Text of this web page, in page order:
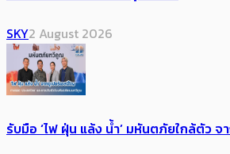
SKY2 August 2026
รับมือ ‘ไฟ ฝุ่น แล้ง น้ำ’ มหันตภัยใกล้ตัว